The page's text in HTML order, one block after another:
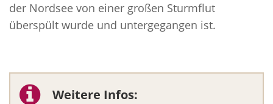
der Nordsee von einer großen Sturmflut
überspült wurde und untergegangen ist.
Weitere Infos: